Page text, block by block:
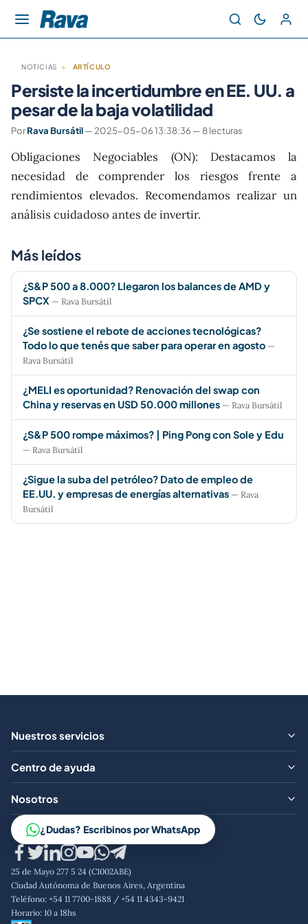
NOTICIAS ▸ ARTÍCULO
Persiste la incertidumbre en EE. UU. a
pesar de la baja volatilidad
PorRava Bursátil— 2025-05-06 13:38:36 — 8 lecturas
Obligaciones Negociables (ON): Destacamos la
necesidad de comprender los riesgos frente a
rendimientos elevados. Recomendamos realizar un
análisis cuidadoso antes de invertir.
Más leídos
¿S&P 500 a 8.000? Llegaron los balances de AMD y
SPCX — Rava Bursátil
¿Se sostiene el rebote de acciones tecnológicas?
Todo lo que tenés que saber para operar en agosto —
Rava Bursátil
¿MELI es oportunidad? Renovación del swap con
China y reservas en USD 50.000 millones — Rava Bursátil
¿S&P 500 rompe máximos? | Ping Pong con Sole y Edu
— Rava Bursátil
¿Sigue la suba del petróleo? Dato de empleo de
EE.UU. y empresas de energías alternativas — Rava
Bursátil
Nuestros servicios
¿Qué ofrecemos?
Aranceles
Centro de ayuda
Preguntas frecuentes
Contacto
Nosotros
Trabajá con nosotros
Aviso legal
Código de conducta
Política de privacidad
¿Dudas? Escribinos por WhatsApp
25 de Mayo 277 5 24 (C1002ABE)
Ciudad Autónoma de Buenos Aires, Argentina
Teléfono: +54 11 7700-1888 / +54 11 4343-9421
Horario: 10 a 18hs